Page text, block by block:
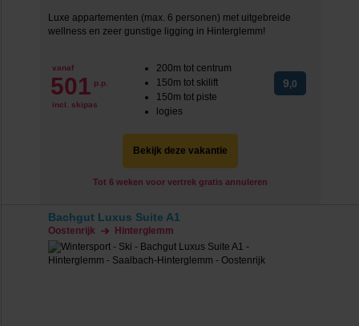
Luxe appartementen (max. 6 personen) met uitgebreide
wellness en zeer gunstige ligging in Hinterglemm!
vanaf
501 p.p.
incl. skipas
200m tot centrum
150m tot skilift
150m tot piste
logies
9,0
Bekijk deze vakantie
Tot 6 weken voor vertrek gratis annuleren
Bachgut Luxus Suite A1
Oostenrijk Hinterglemm